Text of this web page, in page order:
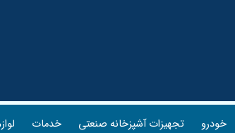
خودرو تجهیزات آشپزخانه صنعتی خدمات